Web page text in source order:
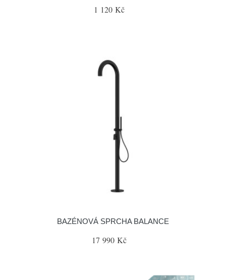
1 120 Kč
BAZÉNOVÁ SPRCHA BALANCE
17 990 Kč